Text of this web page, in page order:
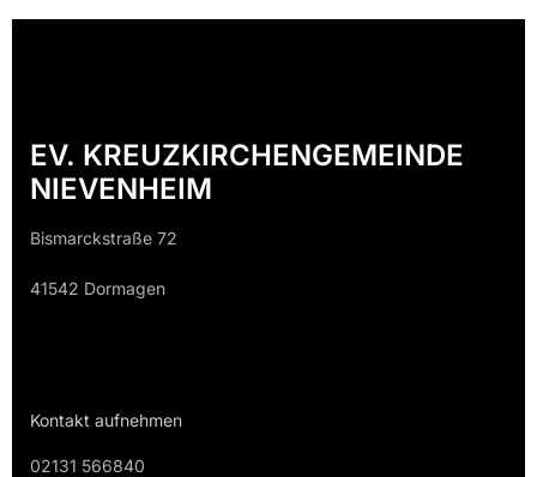
EV. KREUZKIRCHENGEMEINDE
NIEVENHEIM
Bismarckstraße 72
41542 Dormagen
Kontakt aufnehmen
02131 566840